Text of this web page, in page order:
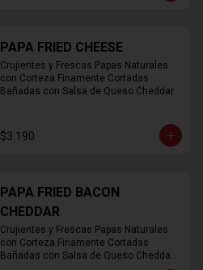
PAPA FRIED CHEESE
Crujientes y Frescas Papas Naturales
con Corteza Finamente Cortadas
Bañadas con Salsa de Queso Cheddar
$3.190
PAPA FRIED BACON
CHEDDAR
Crujientes y Frescas Papas Naturales
con Corteza Finamente Cortadas
Bañadas con Salsa de Queso Cheddar